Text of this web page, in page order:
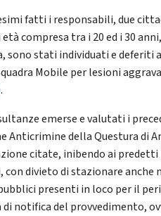
fatti i responsabili, due
compresa tra i 20 ed i 30
sono stati individuati e deferiti
Mobile per lesioni
emerse e valutati i
Anticrimine della Questura di
citate, inibendo ai predetti
divieto di stazionare anche
presenti in loco per il
notifica del provvedimento,